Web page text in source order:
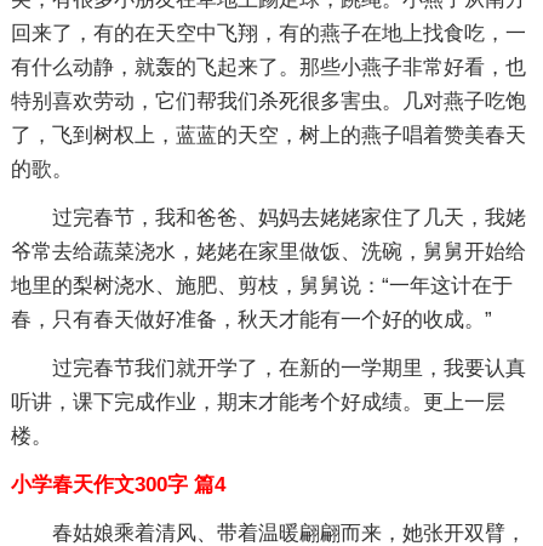
回来了，有的在天空中飞翔，有的燕子在地上找食吃，一
有什么动静，就轰的飞起来了。那些小燕子非常好看，也
特别喜欢劳动，它们帮我们杀死很多害虫。几对燕子吃饱
了，飞到树权上，蓝蓝的天空，树上的燕子唱着赞美春天
的歌。
过完春节，我和爸爸、妈妈去姥姥家住了几天，我姥
爷常去给蔬菜浇水，姥姥在家里做饭、洗碗，舅舅开始给
地里的梨树浇水、施肥、剪枝，舅舅说：“一年这计在于
春，只有春天做好准备，秋天才能有一个好的收成。”
过完春节我们就开学了，在新的一学期里，我要认真
听讲，课下完成作业，期末才能考个好成绩。更上一层
楼。
小学春天作文300字 篇4
春姑娘乘着清风、带着温暖翩翩而来，她张开双臂，